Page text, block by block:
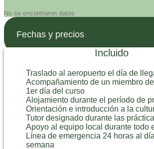
No se encontraron datos
Fechas y precios
Incluido
Traslado al aeropuerto el día de
Acompañamiento de un miembro
1er día del curso
Alojamiento durante el período de
Orientación e introducción a la
Tutor designado durante las
Apoyo al equipo local durante todo
Línea de emergencia 24 horas al
semana